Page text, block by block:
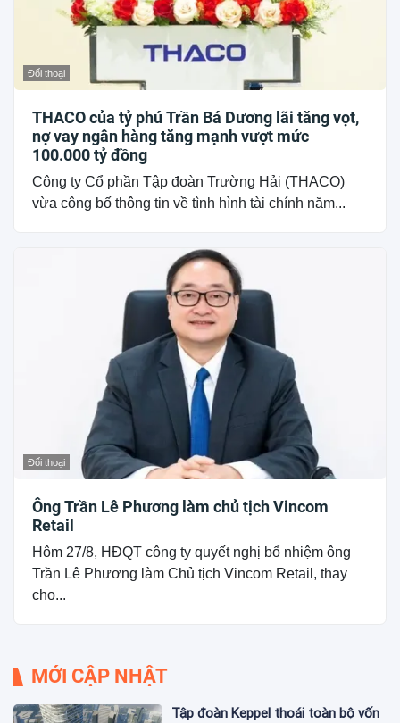
Đối thoại
THACO của tỷ phú Trần Bá Dương lãi tăng vọt,
nợ vay ngân hàng tăng mạnh vượt mức
100.000 tỷ đồng
Công ty Cổ phần Tập đoàn Trường Hải (THACO)
vừa công bố thông tin về tình hình tài chính năm...
Đối thoại
Ông Trần Lê Phương làm chủ tịch Vincom
Retail
Hôm 27/8, HĐQT công ty quyết nghị bổ nhiệm ông
Trần Lê Phương làm Chủ tịch Vincom Retail, thay
cho...
MỚI CẬP NHẬT
Tập đoàn Keppel thoái toàn bộ vốn